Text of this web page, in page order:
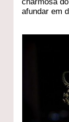
afundar em